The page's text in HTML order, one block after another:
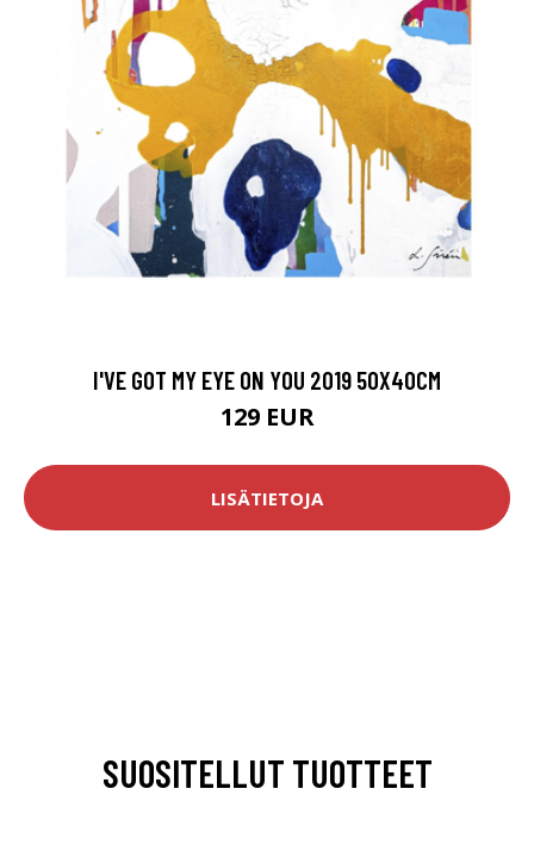
I'VE GOT MY EYE ON YOU 2019 50X40CM
129 EUR
LISÄTIETOJA
SUOSITELLUT TUOTTEET